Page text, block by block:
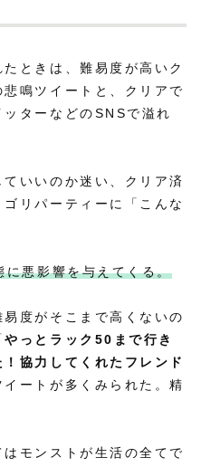
ときは、難易度が高いク
鳴ツイートと、クリアで
ターなどのSNSで溢れ
いいのか迷い、クリア済
リパーティーに「こんな
に悪影響を与えてくる。
度がそこまで高くないの
やっとラック50まで行き
協力してくれたフレンド
イートが多くみられた。精
モンストが生活の全てで